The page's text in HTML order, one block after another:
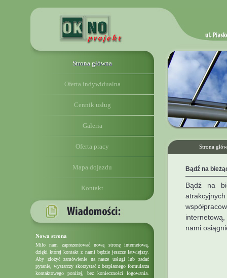
Strona główna
Oferta indywidualna
Cennik usług
Galeria
Oferta pracy
Mapa dojazdu
Kontakt
Nowa strona
Miło nam zaprezentować nową stronę internetową,
dzięki której kontakt z nami będzie jeszcze łatwiejszy.
Aby złożyć zamówienie na nasze usługi lub zadać
pytanie, wystarczy skorzystać z bezpłatnego formularza
kontaktowego poniżej, bez konieczności logowania.
Strona
Bądź na
Bądź na
nami